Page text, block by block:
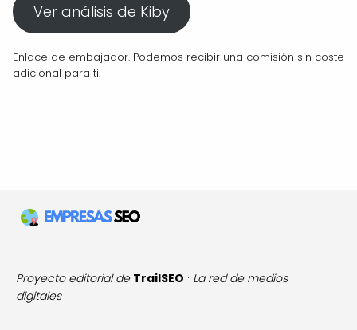
Ver análisis de Kiby
Enlace de embajador. Podemos recibir una comisión sin coste
adicional para ti.
Proyecto editorial de TrailSEO · La red de medios
digitales